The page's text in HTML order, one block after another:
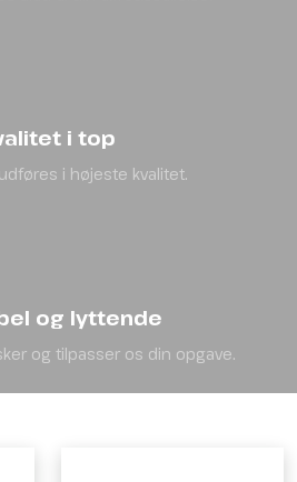
i top
i højeste kvalitet.
og lyttende
og tilpasser os din opgave.